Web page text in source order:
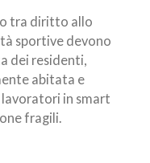
tra diritto allo
sportive devono
dei residenti,
abitata e
in smart
fragili.